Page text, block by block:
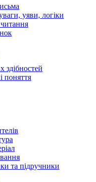
уяви, логіки
здібностей
поняття
та підручники